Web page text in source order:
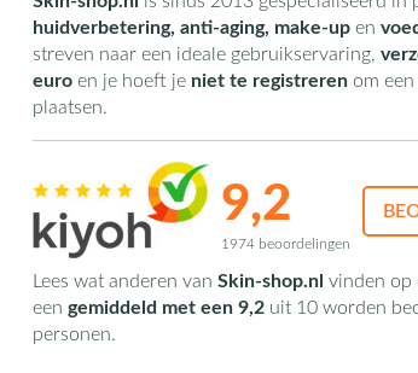
huidverbetering, anti-aging, make-upen
streven naar een ideale gebruikservaring,
euroen je hoeft je niet te registrerenom een
plaatsen.
9,2
1974 beoordelingen
Lees wat anderen van Skin-shop.nl vinden op
een gemiddeld met een 9,2uit 10worden
personen.